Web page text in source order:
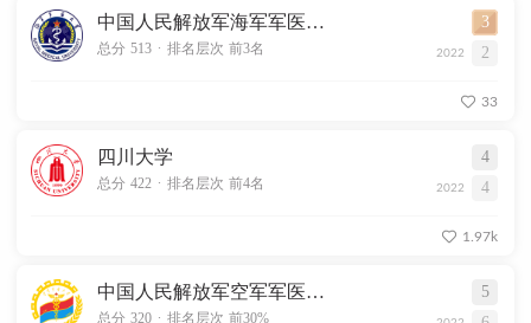
中国人民解放军海军军医大学 3
总分 513 . 排名层次 前3名 2022 2
33
四川大学 4
总分 422 . 排名层次 前4名 2022 4
1.97k
中国人民解放军空军军医大学 5
总分 320 . 排名层次 前30%